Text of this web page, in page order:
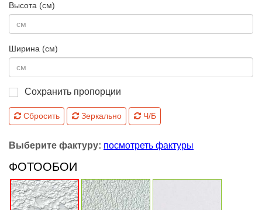
Высота (см)
Ширина (см)
Сохранить пропорции
Сбросить Зеркально Ч/Б
Выберите фактуру: посмотреть фактуры
ФОТООБОИ